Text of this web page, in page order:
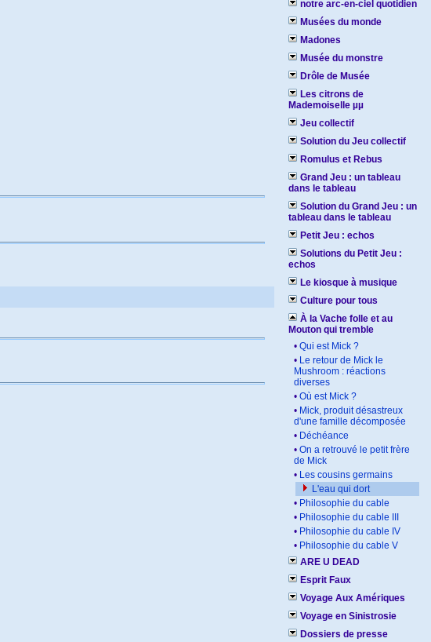
notre arc-en-ciel quotidien
Musées du monde
Madones
Musée du monstre
Drôle de Musée
Les citrons de
Mademoiselle µµ
Jeu collectif
Solution du Jeu collectif
Romulus et Rebus
Grand Jeu : un tableau
dans le tableau
Solution du Grand Jeu : un
tableau dans le tableau
Petit Jeu : echos
Solutions du Petit Jeu :
echos
Le kiosque à musique
Culture pour tous
À la Vache folle et au
Mouton qui tremble
• Qui est Mick ?
• Le retour de Mick le
Mushroom : réactions
diverses
• Où est Mick ?
• Mick, produit désastreux
d'une famille décomposée
• Déchéance
• On a retrouvé le petit frère
de Mick
• Les cousins germains
L'eau qui dort
• Philosophie du cable
• Philosophie du cable III
• Philosophie du cable IV
• Philosophie du cable V
ARE U DEAD
Esprit Faux
Voyage Aux Amériques
Voyage en Sinistrosie
Dossiers de presse